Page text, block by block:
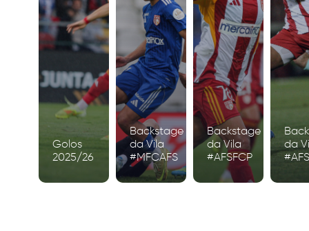
Golos
2025/26
Backstage
da Vila
#MFCAFS
Backstage
da Vila
#AFSFCP
da